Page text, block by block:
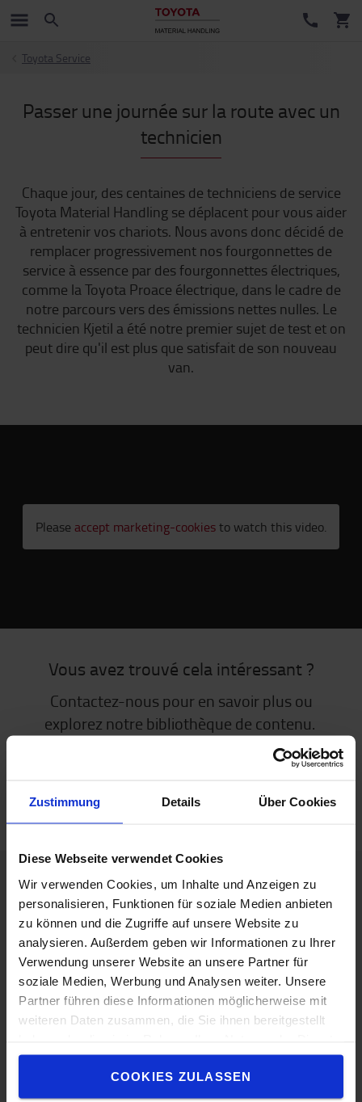
Zustimmung Details Über Cookies
Diese Webseite verwendet Cookies
Wir verwenden Cookies, um Inhalte und Anzeigen zu
personalisieren, Funktionen für soziale Medien anbieten
zu können und die Zugriffe auf unsere Website zu
analysieren. Außerdem geben wir Informationen zu Ihrer
Verwendung unserer Website an unsere Partner für
soziale Medien, Werbung und Analysen weiter. Unsere
Partner führen diese Informationen möglicherweise mit
weiteren Daten zusammen, die Sie ihnen bereitgestellt
gesammelt haben.
COOKIES ZULASSEN
Toyota Service
Passer une journée sur la route avec un
technicien
Chaque jour, des centaines de techniciens de service
Toyota Material Handling se déplacent pour vous aider
à entretenir vos chariots. Nous avons donc décidé de
remplacer progressivement nos fourgonnettes de
service à essence par des fourgonnettes électriques,
comme la Toyota Proace électrique, dans le cadre de
notre parcours vers des émissions nettes nulles. Le
technicien Kjetil a été notre premier sujet de test et on
peut dire qu'il est plus que satisfait de son nouveau
van.
Please accept marketing-cookiesto watch this video.
Vous avez trouvé cela intéressant ?
Contactez-nous pour en savoir plus ou
explorez notre bibliothèque de contenu.
BIBLIOTHÈQUE DE
A propos de Toyota
Choisir Toyota
Le Concept de Service Toyota (TSC)
Toyota Production System